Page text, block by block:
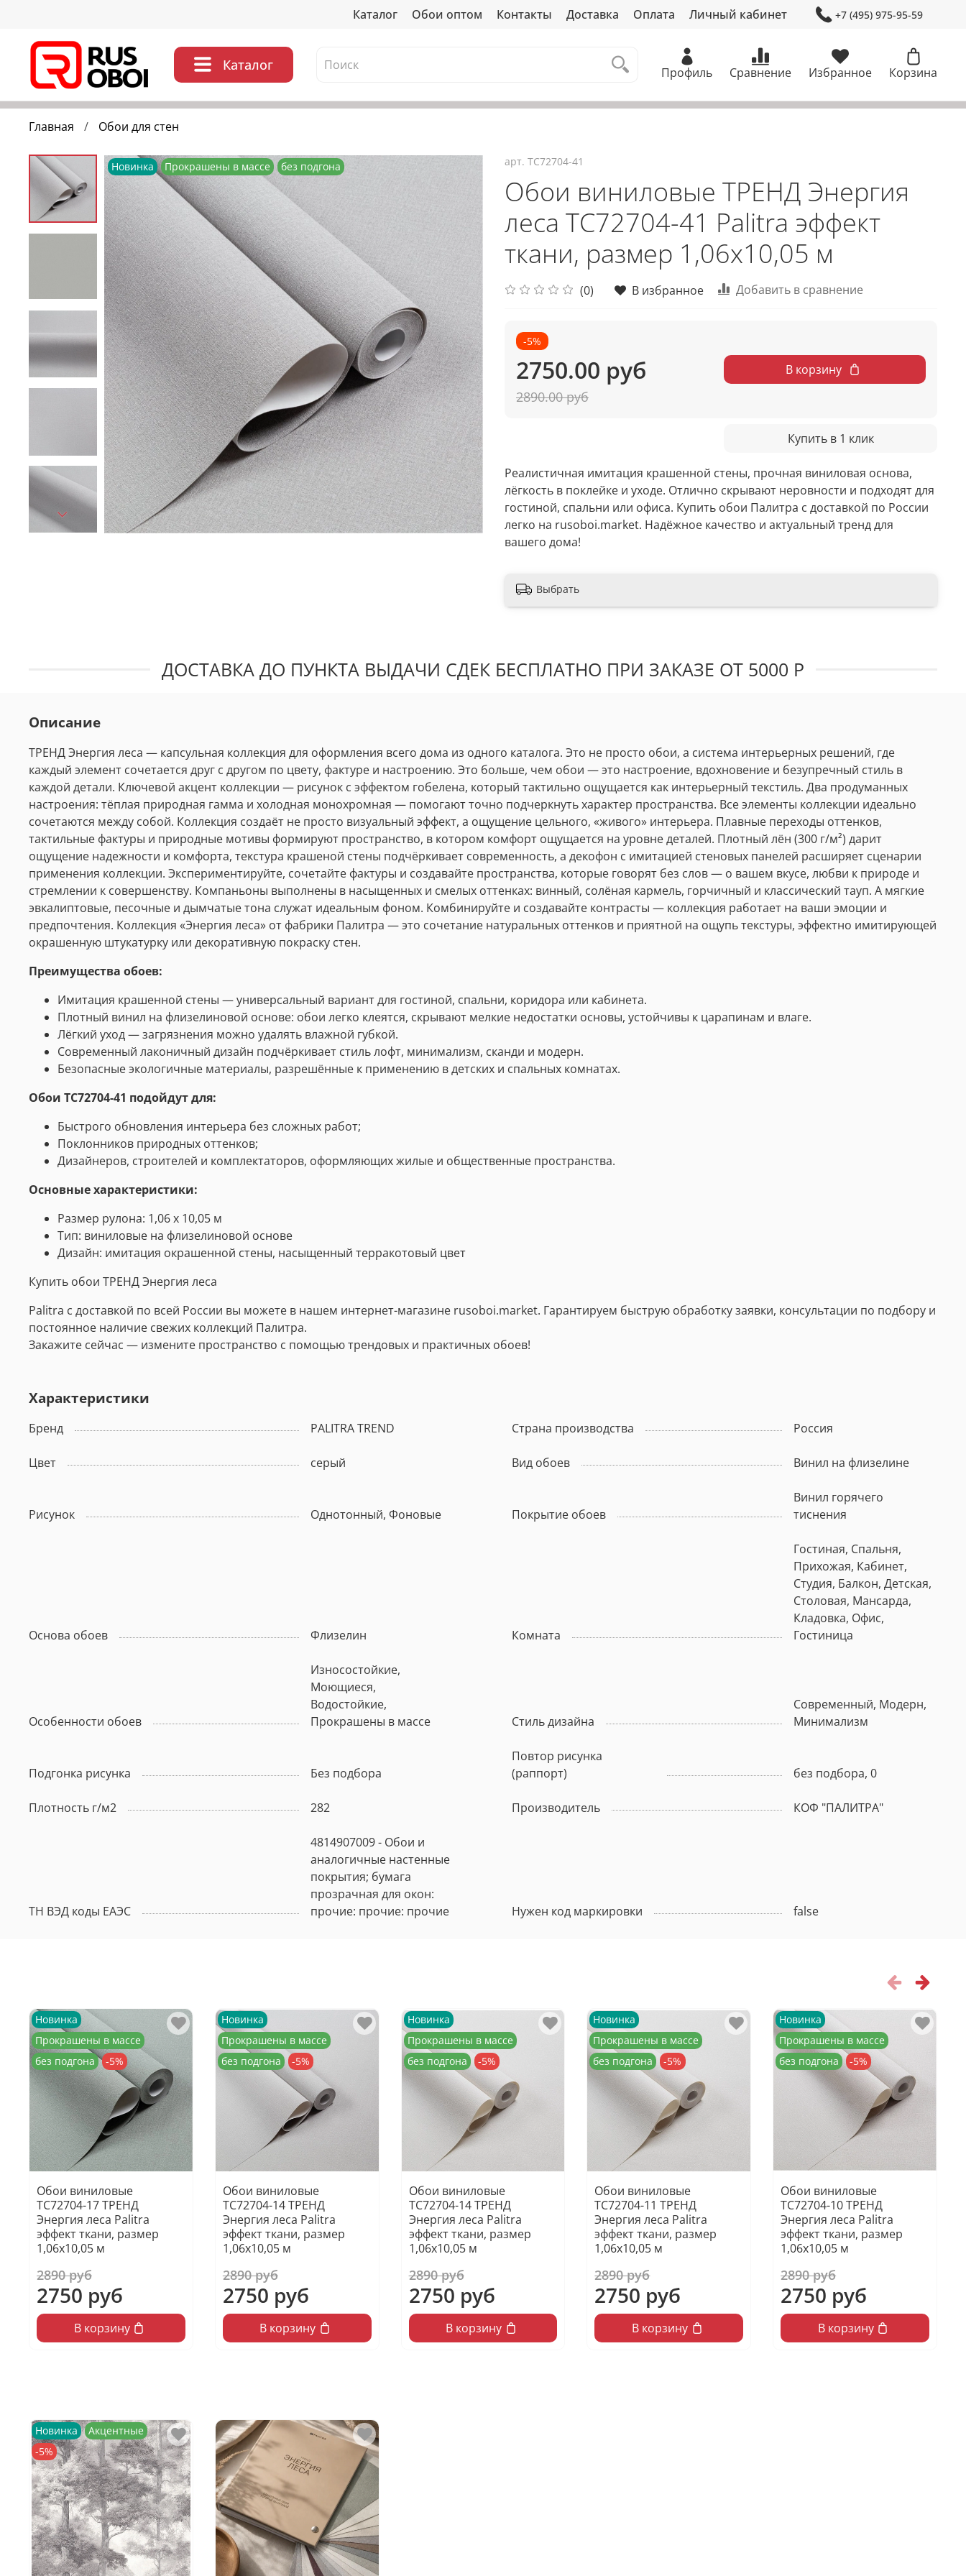
Каталог Обои оптом Контакты Доставка Оплата Личный кабинет +7 (495) 975-95-59
Каталог Профиль Сравнение Избранное Корзина
Главная Обои для стен
Новинка Прокрашены в массе без подгона арт. TC72704-41
Обои виниловые ТРЕНД Энергия
леса TC72704-41 Palitra эффект
ткани, размер 1,06х10,05 м
(0) В избранное Добавить в сравнение
-5%
2750.00 руб
2890.00 руб
В корзину
Купить в 1 клик
Реалистичная имитация крашенной стены, прочная виниловая основа,
лёгкость в поклейке и уходе. Отлично скрывают неровности и подходят для
гостиной, спальни или офиса. Купить обои Палитра с доставкой по России
легко на rusoboi.market. Надёжное качество и актуальный тренд для
вашего дома!
Выбрать
ДОСТАВКА ДО ПУНКТА ВЫДАЧИ СДЕК БЕСПЛАТНО ПРИ ЗАКАЗЕ ОТ 5000 Р
Описание
ТРЕНД Энергия леса — капсульная коллекция для оформления всего дома из одного каталога. Это не просто обои, а система интерьерных решений, где
каждый элемент сочетается друг с другом по цвету, фактуре и настроению. Это больше, чем обои — это настроение, вдохновение и безупречный стиль в
каждой детали. Ключевой акцент коллекции — рисунок с эффектом гобелена, который тактильно ощущается как интерьерный текстиль. Два продуманных
настроения: тёплая природная гамма и холодная монохромная — помогают точно подчеркнуть характер пространства. Все элементы коллекции идеально
сочетаются между собой. Коллекция создаёт не просто визуальный эффект, а ощущение цельного, «живого» интерьера. Плавные переходы оттенков,
тактильные фактуры и природные мотивы формируют пространство, в котором комфорт ощущается на уровне деталей. Плотный лён (300 г/м²) дарит
ощущение надежности и комфорта, текстура крашеной стены подчёркивает современность, а декофон с имитацией стеновых панелей расширяет сценарии
применения коллекции. Экспериментируйте, сочетайте фактуры и создавайте пространства, которые говорят без слов — о вашем вкусе, любви к природе и
стремлении к совершенству. Компаньоны выполнены в насыщенных и смелых оттенках: винный, солёная кармель, горчичный и классический тауп. А мягкие
эвкалиптовые, песочные и дымчатые тона служат идеальным фоном. Комбинируйте и создавайте контрасты — коллекция работает на ваши эмоции и
предпочтения. Коллекция «Энергия леса» от фабрики Палитра — это сочетание натуральных оттенков и приятной на ощупь текстуры, эффектно имитирующей
окрашенную штукатурку или декоративную покраску стен.
Преимущества обоев:
Имитация крашенной стены — универсальный вариант для гостиной, спальни, коридора или кабинета.
Плотный винил на флизелиновой основе: обои легко клеятся, скрывают мелкие недостатки основы, устойчивы к царапинам и влаге.
Лёгкий уход — загрязнения можно удалять влажной губкой.
Современный лаконичный дизайн подчёркивает стиль лофт, минимализм, сканди и модерн.
Безопасные экологичные материалы, разрешённые к применению в детских и спальных комнатах.
Обои TC72704-41 подойдут для:
Быстрого обновления интерьера без сложных работ;
Поклонников природных оттенков;
Дизайнеров, строителей и комплектаторов, оформляющих жилые и общественные пространства.
Основные характеристики:
Размер рулона: 1,06 х 10,05 м
Тип: виниловые на флизелиновой основе
Дизайн: имитация окрашенной стены, насыщенный терракотовый цвет
Купить обои ТРЕНД Энергия леса
Palitra с доставкой по всей России вы можете в нашем интернет-магазине rusoboi.market. Гарантируем быструю обработку заявки, консультации по подбору и
постоянное наличие свежих коллекций Палитра.
Закажите сейчас — измените пространство с помощью трендовых и практичных обоев!
Характеристики
Бренд PALITRA TREND Страна производства Россия
Цвет серый Вид обоев Винил на флизелине
Рисунок Однотонный, Фоновые Покрытие обоев
Винил горячего
тиснения
Основа обоев Флизелин Комната
Гостиная, Спальня,
Прихожая, Кабинет,
Студия, Балкон, Детская,
Столовая, Мансарда,
Кладовка, Офис,
Гостиница
Особенности обоев
Износостойкие,
Моющиеся,
Водостойкие,
Прокрашены в массе
Стиль дизайна
Современный, Модерн,
Минимализм
Подгонка рисунка Без подбора
Повтор рисунка
(раппорт)
без подбора, 0
Плотность г/м2 282 Производитель КОФ "ПАЛИТРА"
ТН ВЭД коды ЕАЭС
4814907009 - Обои и
аналогичные настенные
покрытия; бумага
прозрачная для окон:
прочие: прочие: прочие
Нужен код маркировки false
Новинка
Прокрашены в массе
без подгона
-5%
Обои виниловые
TC72704-17 ТРЕНД
Энергия леса Palitra
эффект ткани, размер
1,06х10,05 м
2890 руб
2750 руб
В корзину
Новинка
Прокрашены в массе
без подгона
-5%
Обои виниловые
TC72704-14 ТРЕНД
Энергия леса Palitra
эффект ткани, размер
1,06х10,05 м
2890 руб
2750 руб
В корзину
Новинка
Прокрашены в массе
без подгона
-5%
Обои виниловые
TC72704-14 ТРЕНД
Энергия леса Palitra
эффект ткани, размер
1,06х10,05 м
2890 руб
2750 руб
В корзину
Новинка
Прокрашены в массе
без подгона
-5%
Обои виниловые
TC72704-11 ТРЕНД
Энергия леса Palitra
эффект ткани, размер
1,06х10,05 м
2890 руб
2750 руб
В корзину
Новинка
Прокрашены в массе
без подгона
-5%
Обои виниловые
TC72704-10 ТРЕНД
Энергия леса Palitra
эффект ткани, размер
1,06х10,05 м
2890 руб
2750 руб
В корзину
Новинка
Акцентные
-5%